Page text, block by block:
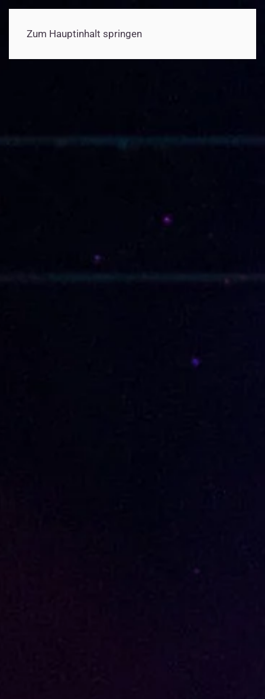
Zum Hauptinhalt springen